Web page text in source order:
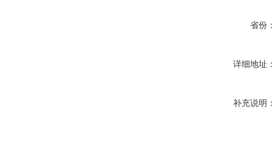
省份
详细地址
补充说明